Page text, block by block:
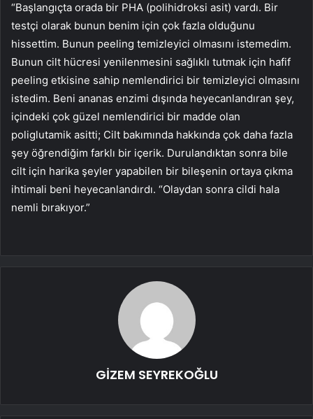
“Başlangıçta orada bir PHA (polihidroksi asit) vardı. Bir
testçi olarak bunun benim için çok fazla olduğunu
hissettim. Bunun peeling temizleyici olmasını istemedim.
Bunun cilt hücresi yenilenmesini sağlıklı tutmak için hafif
peeling etkisine sahip nemlendirici bir temizleyici olmasını
istedim. Beni ananas enzimi dışında heyecanlandıran şey,
içindeki çok güzel nemlendirici bir madde olan
poliglutamik asitti; Cilt bakımında hakkında çok daha fazla
şey öğrendiğim farklı bir içerik. Durulandıktan sonra bile
cilt için harika şeyler yapabilen bir bileşenin ortaya çıkma
ihtimali beni heyecanlandırdı. “Olaydan sonra cildi hala
nemli bırakıyor.”
GİZEM SEYREKOĞLU